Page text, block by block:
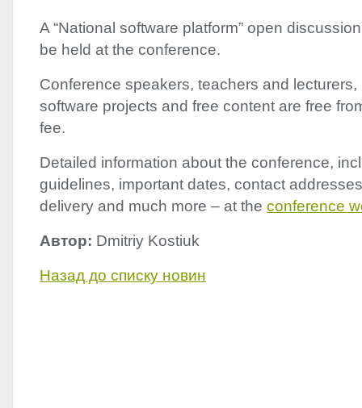
A “National software platform” open
be held at the conference.
Conference speakers, teachers and
software projects and free content are free
fee.
Detailed information about the conference,
guidelines, important dates, contact
delivery and much more – at the conference
Автор: Dmitriy Kostiuk
Назад до списку новин